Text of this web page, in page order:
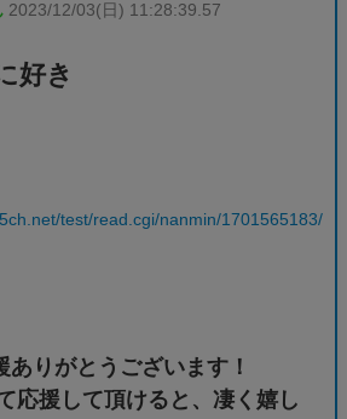
2023/12/03(日) 11:28:39.57
好き
test/read.cgi/nanmin/1701565183/
ありがとうございます！
応援して頂けると、凄く嬉し